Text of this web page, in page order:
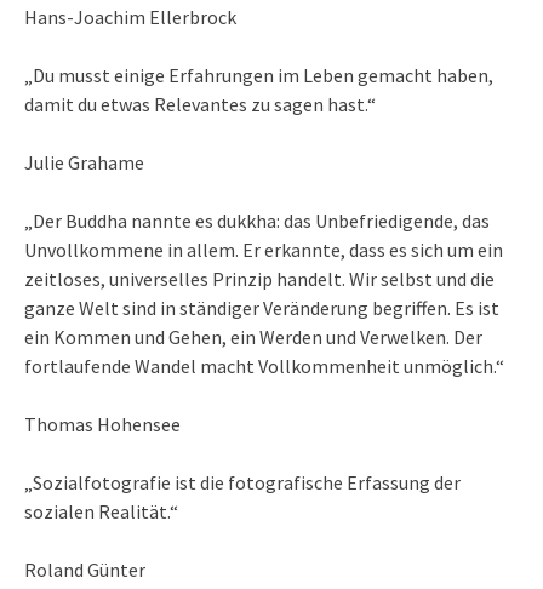
Hans-Joachim Ellerbrock
„Du musst einige Erfahrungen im Leben gemacht haben,
damit du etwas Relevantes zu sagen hast.“
Julie Grahame
„Der Buddha nannte es dukkha: das Unbefriedigende, das
Unvollkommene in allem. Er erkannte, dass es sich um ein
zeitloses, universelles Prinzip handelt. Wir selbst und die
ganze Welt sind in ständiger Veränderung begriffen. Es ist
ein Kommen und Gehen, ein Werden und Verwelken. Der
fortlaufende Wandel macht Vollkommenheit unmöglich.“
Thomas Hohensee
„Sozialfotografie ist die fotografische Erfassung der
sozialen Realität.“
Roland Günter